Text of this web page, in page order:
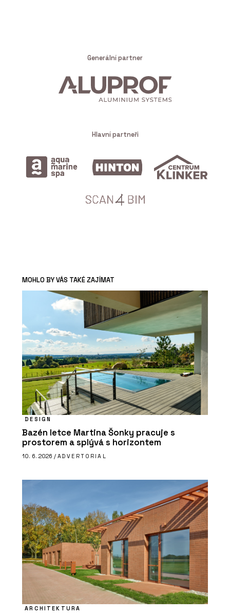
Generální partner
Hlavní partneři
MOHLO BY VÁS TAKÉ ZAJÍMAT
DESIGN
Bazén letce Martina Šonky pracuje s
prostorem a splývá s horizontem
10. 6. 2026 / ADVERTORIAL
ARCHITEKTURA